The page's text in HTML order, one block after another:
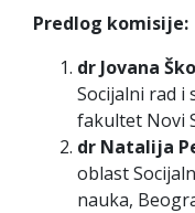
Predlog komisije:
dr Jovana
Socijalni rad i
fakultet Novi
dr Natalija
oblast
nauka,